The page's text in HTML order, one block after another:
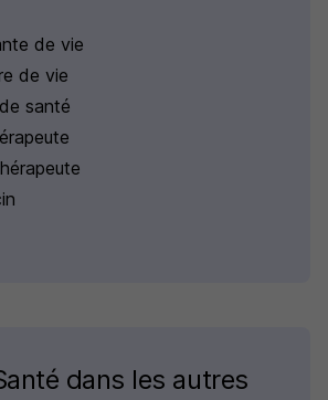
de vie
de vie
santé
dans les autres